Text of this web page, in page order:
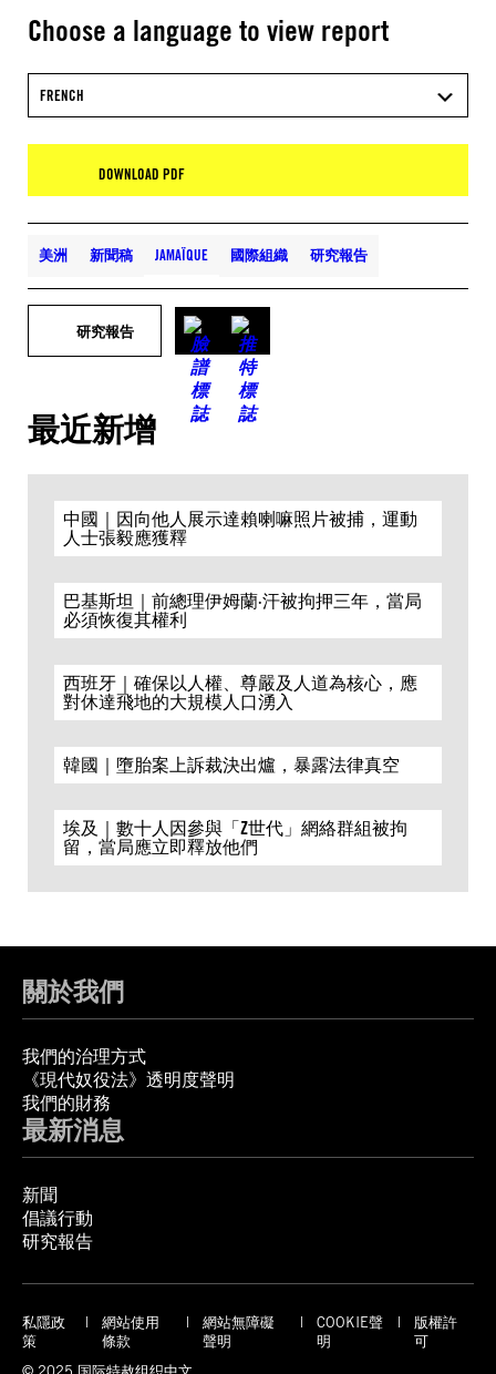
Choose a language to view report
FRENCH
DOWNLOAD PDF
美洲 新聞稿 JAMAÏQUE 國際組織 研究報告
研究報告
最近新增
中國｜因向他人展示達賴喇嘛照片被捕，運動
人士張毅應獲釋
巴基斯坦｜前總理伊姆蘭·汗被拘押三年，當局
必須恢復其權利
西班牙｜確保以人權、尊嚴及人道為核心，應
對休達飛地的大規模人口湧入
韓國｜墮胎案上訴裁決出爐，暴露法律真空
埃及｜數十人因參與「Z世代」網絡群組被拘
留，當局應立即釋放他們
關於我們
我們的治理方式
《現代奴役法》透明度聲明
我們的財務
最新消息
新聞
倡議行動
研究報告
私隱政
策
網站使用
條款
網站無障礙
聲明
COOKIE聲
明
版權許
可